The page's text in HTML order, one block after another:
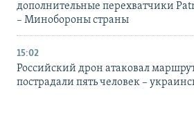
дополнительные перехватчики
– Минобороны страны
15:02
Российский дрон атаковал
пострадали пять человек –